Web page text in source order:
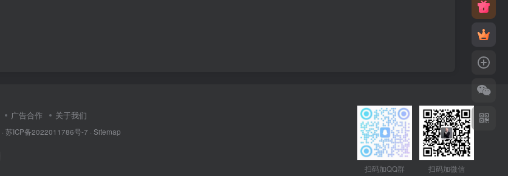
广告合作 关于我们
· 苏ICP备2022011786号-7 · Sitemap
扫码加QQ群 扫码加微信